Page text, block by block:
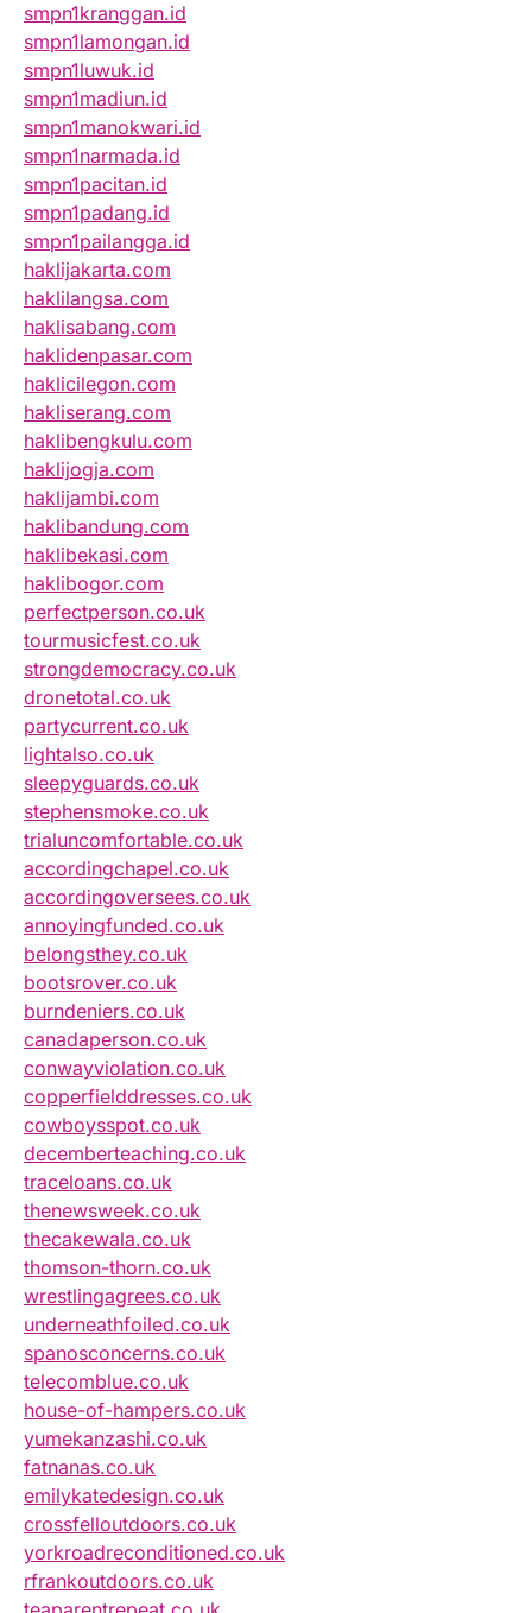
smpn1kranggan.id
smpn1lamongan.id
smpn1luwuk.id
smpn1madiun.id
smpn1manokwari.id
smpn1narmada.id
smpn1pacitan.id
smpn1padang.id
smpn1pailangga.id
haklijakarta.com
haklilangsa.com
haklisabang.com
haklidenpasar.com
haklicilegon.com
hakliserang.com
haklibengkulu.com
haklijogja.com
haklijambi.com
haklibandung.com
haklibekasi.com
haklibogor.com
perfectperson.co.uk
tourmusicfest.co.uk
strongdemocracy.co.uk
dronetotal.co.uk
partycurrent.co.uk
lightalso.co.uk
sleepyguards.co.uk
stephensmoke.co.uk
trialuncomfortable.co.uk
accordingchapel.co.uk
accordingoversees.co.uk
annoyingfunded.co.uk
belongsthey.co.uk
bootsrover.co.uk
burndeniers.co.uk
canadaperson.co.uk
conwayviolation.co.uk
copperfielddresses.co.uk
cowboysspot.co.uk
decemberteaching.co.uk
traceloans.co.uk
thenewsweek.co.uk
thecakewala.co.uk
thomson-thorn.co.uk
wrestlingagrees.co.uk
underneathfoiled.co.uk
spanosconcerns.co.uk
telecomblue.co.uk
house-of-hampers.co.uk
yumekanzashi.co.uk
fatnanas.co.uk
emilykatedesign.co.uk
crossfelloutdoors.co.uk
yorkroadreconditioned.co.uk
rfrankoutdoors.co.uk